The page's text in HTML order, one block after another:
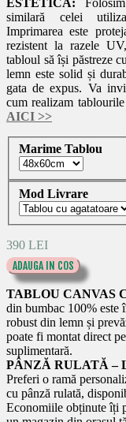
similară celei
Imprimarea este
rezistent la razele
tabloul să își păstreze
lemn este solid și
gata de expus. Va
cum realizam
AICI >>
Marime Tablou
Mod Livrare
390 LEI
ADAUGA IN COS
TABLOU CANVAS
din bumbac 100% este
robust din lemn și
poate fi montat direct
suplimentară.
PÂNZĂ RULATĂ –
Preferi o ramă
cu pânză rulată,
Economiile obținute îți